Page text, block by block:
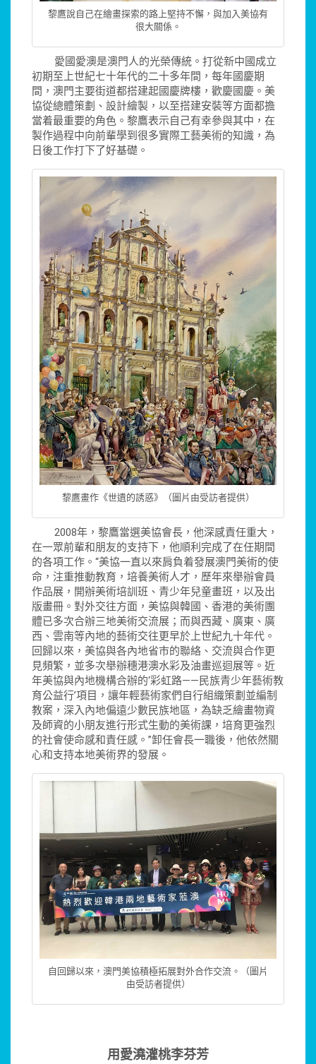
黎鷹說自己在繪畫探索的路上堅持不懈，與加入美協有
很大關係。
愛國愛澳是澳門人的光榮傳統。打從新中國成立
初期至上世紀七十年代的二十多年間，每年國慶期
間，澳門主要街道都搭建起國慶牌樓，歡慶國慶。美
協從總體策劃、設計繪製，以至搭建安裝等方面都擔
當着最重要的角色。黎鷹表示自己有幸參與其中，在
製作過程中向前輩學到很多實際工藝美術的知識，為
日後工作打下了好基礎。
黎鷹畫作《世遺的誘惑》（圖片由受訪者提供）
2008年，黎鷹當選美協會長，他深感責任重大，
在一眾前輩和朋友的支持下，他順利完成了在任期間
的各項工作。“美協一直以來肩負着發展澳門美術的使
命，注重推動教育，培養美術人才，歷年來舉辦會員
作品展，開辦美術培訓班、青少年兒童畫班，以及出
版畫冊。對外交往方面，美協與韓國、香港的美術團
體已多次合辦三地美術交流展；而與西藏、廣東、廣
西、雲南等內地的藝術交往更早於上世紀九十年代。
回歸以來，美協與各內地省市的聯絡、交流與合作更
見頻繁，並多次舉辦穗港澳水彩及油畫巡迴展等。近
年美協與內地機構合辦的‘彩虹路——民族青少年藝術教
育公益行’項目，讓年輕藝術家們自行組織策劃並編制
教案，深入內地偏遠少數民族地區，為缺乏繪畫物資
及師資的小朋友進行形式生動的美術課，培育更強烈
的社會使命感和責任感。”卸任會長一職後，他依然關
心和支持本地美術界的發展。
自回歸以來，澳門美協積極拓展對外合作交流。（圖片
由受訪者提供）
用愛澆灌桃李芬芳